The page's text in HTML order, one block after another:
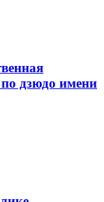
дзюдо имени